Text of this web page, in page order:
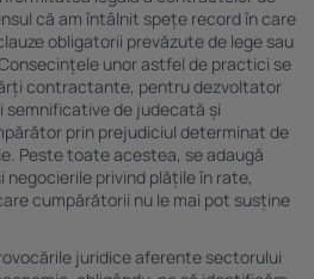
că am întâlnit spețe record în care
obligatorii prevăzute de lege sau
unor astfel de practici se
contractante, pentru dezvoltator
semnificative de judecată și
prin prejudiciul determinat de
Peste toate acestea, se adaugă
privind plățile în rate,
cumpărătorii nu le mai pot susține
juridice aferente sectorului